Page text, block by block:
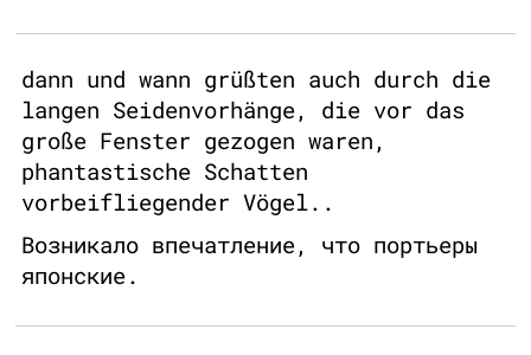
dann und wann grüßten auch durch die
langen Seidenvorhänge, die vor das
große Fenster gezogen waren,
phantastische Schatten
vorbeifliegender Vögel..
Возникало впечатление, что портьеры
японские.